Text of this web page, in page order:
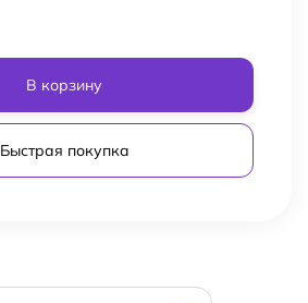
В корзину
Быстрая покупка